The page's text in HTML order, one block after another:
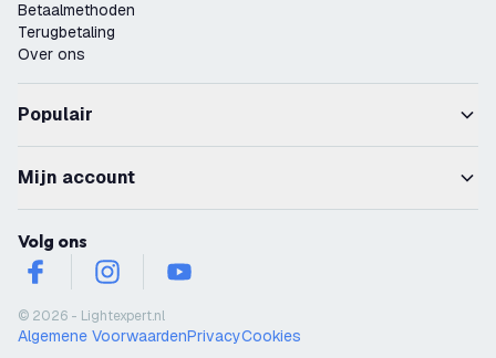
Betaalmethoden
Terugbetaling
Over ons
Populair
Mijn account
Volg ons
facebookinstagramyoutube
© 2026 - Lightexpert.nl
Algemene VoorwaardenPrivacyCookies